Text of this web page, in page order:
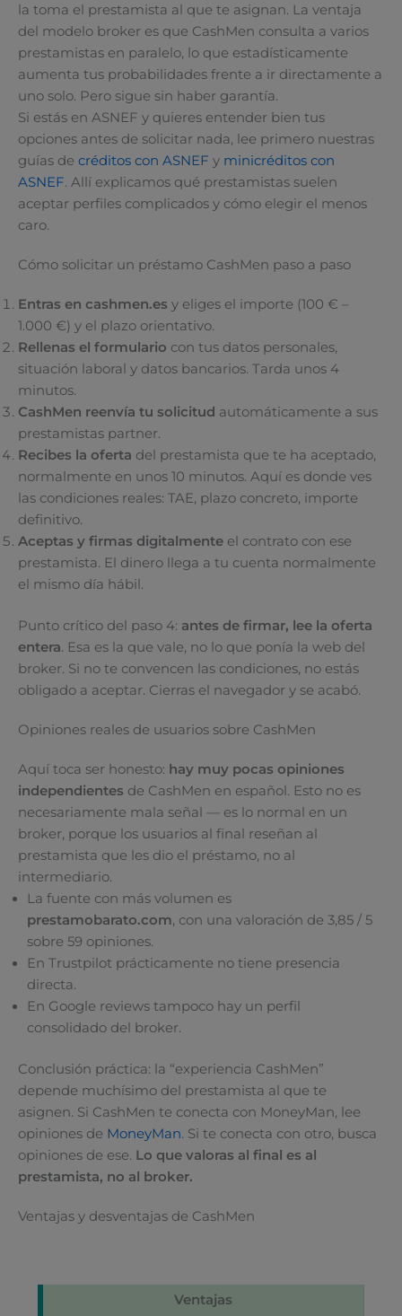
la toma el prestamista al que te asignan. La ventaja
del modelo broker es que CashMen consulta a varios
prestamistas en paralelo, lo que estadísticamente
aumenta tus probabilidades frente a ir directamente a
uno solo. Pero sigue sin haber garantía.
Si estás en ASNEF y quieres entender bien tus
opciones antes de solicitar nada, lee primero nuestras
guías de créditos con ASNEF y minicréditos con
ASNEF. Allí explicamos qué prestamistas suelen
aceptar perfiles complicados y cómo elegir el menos
caro.
Cómo solicitar un préstamo CashMen paso a paso
Entras en cashmen.es y eliges el importe (100 € –
1.000 €) y el plazo orientativo.
Rellenas el formulario con tus datos personales,
situación laboral y datos bancarios. Tarda unos 4
minutos.
CashMen reenvía tu solicitud automáticamente a sus
prestamistas partner.
Recibes la oferta del prestamista que te ha aceptado,
normalmente en unos 10 minutos. Aquí es donde ves
las condiciones reales: TAE, plazo concreto, importe
definitivo.
Aceptas y firmas digitalmente el contrato con ese
prestamista. El dinero llega a tu cuenta normalmente
el mismo día hábil.
Punto crítico del paso 4: antes de firmar, lee la oferta
entera. Esa es la que vale, no lo que ponía la web del
broker. Si no te convencen las condiciones, no estás
obligado a aceptar. Cierras el navegador y se acabó.
Opiniones reales de usuarios sobre CashMen
Aquí toca ser honesto: hay muy pocas opiniones
independientes de CashMen en español. Esto no es
necesariamente mala señal — es lo normal en un
broker, porque los usuarios al final reseñan al
prestamista que les dio el préstamo, no al
intermediario.
La fuente con más volumen es
prestamobarato.com, con una valoración de 3,85 / 5
sobre 59 opiniones.
En Trustpilot prácticamente no tiene presencia
directa.
En Google reviews tampoco hay un perfil
consolidado del broker.
Conclusión práctica: la “experiencia CashMen”
depende muchísimo del prestamista al que te
asignen. Si CashMen te conecta con MoneyMan, lee
opiniones de MoneyMan. Si te conecta con otro, busca
opiniones de ese. Lo que valoras al final es al
prestamista, no al broker.
Ventajas y desventajas de CashMen
Ventajas